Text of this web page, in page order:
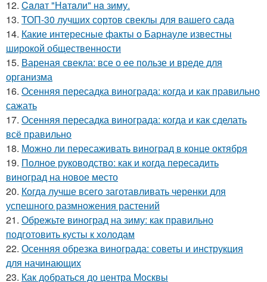
12. Caлaт "Нaтaли" нa зиму.
13. ТОП-30 лучших сортов свеклы для вашего сада
14. Какие интересные факты о Барнауле известны
широкой общественности
15. Вареная свекла: все о ее пользе и вреде для
организма
16. Осенняя пересадка винограда: когда и как правильно
сажать
17. Осенняя пересадка винограда: когда и как сделать
всё правильно
18. Можно ли пересаживать виноград в конце октября
19. Полное руководство: как и когда пересадить
виноград на новое место
20. Когда лучше всего заготавливать черенки для
успешного размножения растений
21. Обрежьте виноград на зиму: как правильно
подготовить кусты к холодам
22. Осенняя обрезка винограда: советы и инструкция
для начинающих
23. Как добраться до центра Москвы